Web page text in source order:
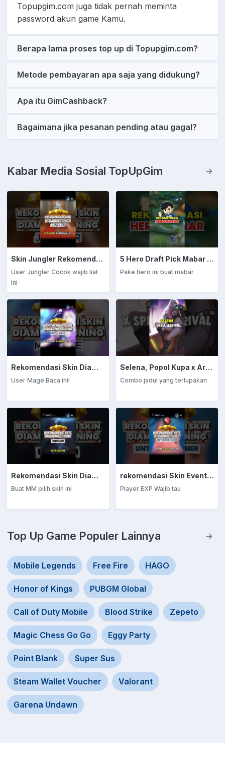
Topupgim.com juga tidak pernah meminta
password akun game Kamu.
Berapa lama proses top up di Topupgim.com?
Metode pembayaran apa saja yang didukung?
Apa itu GimCashback?
Bagaimana jika pesanan pending atau gagal?
Kabar Media Sosial TopUpGim
Skin Jungler Rekomendasi Diamond Kuning
User Jungler Cocok wajib liat
ini
5 Hero Draft Pick Mabar Auto Win
Pake hero ini buat mabar
Rekomendasi Skin Diamond Kuning: Mage
User Mage Baca ini!
Selena, Popol Kupa x Arrival
Combo jadul yang terlupakan
Rekomendasi Skin Diamond Kuning: Marksman
Buat MM pilih skin ini
rekomendasi Skin Event Diamond Kuning: EXP Laner
Player EXP Wajib tau
Top Up Game Populer Lainnya
Mobile Legends Free Fire HAGO
Honor of Kings PUBGM Global
Call of Duty Mobile Blood Strike Zepeto
Magic Chess Go Go Eggy Party
Point Blank Super Sus
Steam Wallet Voucher Valorant
Garena Undawn